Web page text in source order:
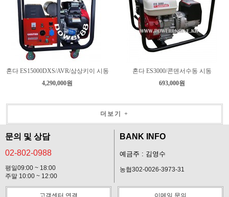
혼다 ES15000DXS/AVR/삼상키이 시동
4,290,000원
혼다 ES3000/콘덴서수동 시동
693,000원
더보기 +
문의 및 상담
02-802-0988
평일09:00 ~ 18:00
주말 10:00 ~ 12:00
BANK INFO
예금주 : 김영수
농협302-0026-3973-31
고객센터 연결 이메일 문의